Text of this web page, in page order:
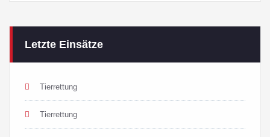
Letzte Einsätze
Tierrettung
Tierrettung